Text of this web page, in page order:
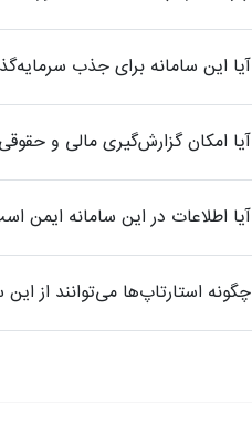
آیا این سامانه برای جذب
آیا امکان گزارش‌گیری مالی و
آیا اطلاعات در این سامانه ایمن
چگونه استارتاپ‌ها می‌توانند از این